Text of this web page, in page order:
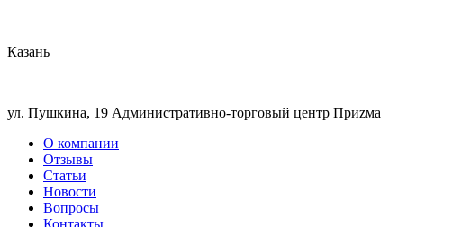
Казань
ул. Пушкина, 19 Административно-торговый центр Приzма
О компании
Отзывы
Статьи
Новости
Вопросы
Контакты